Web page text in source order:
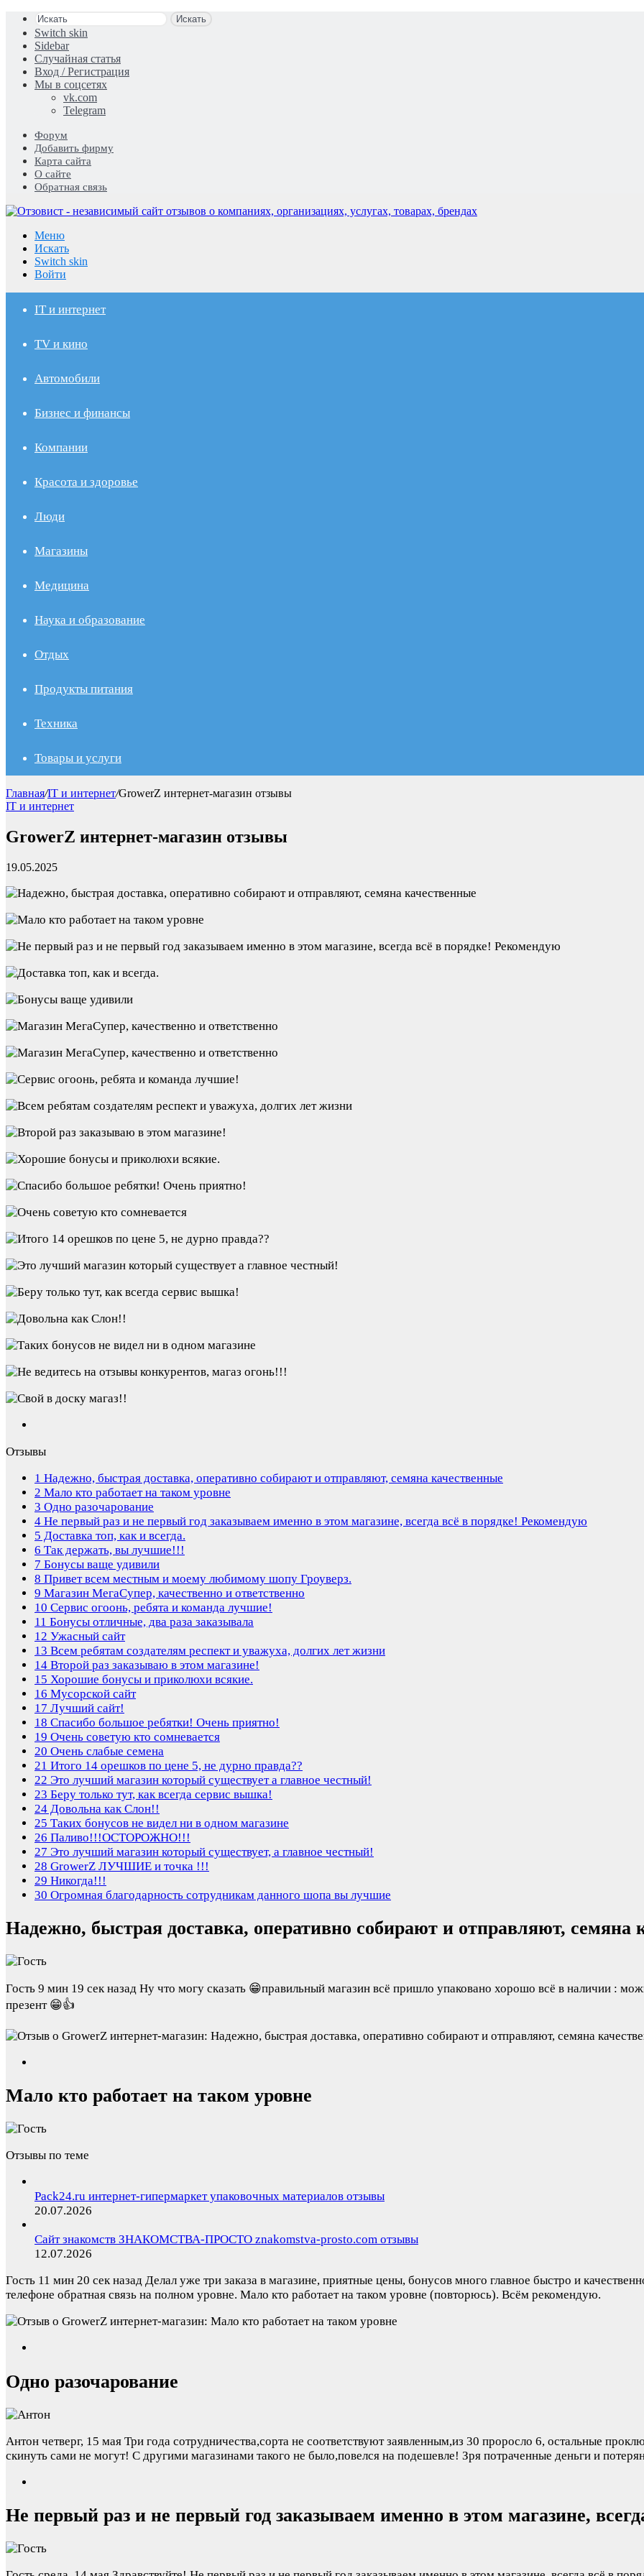
Искать
Switch skin
Sidebar
Случайная статья
Вход / Регистрация
Мы в соцсетях
vk.com
Telegram
Форум
Добавить фирму
Карта сайта
О сайте
Обратная связь
Меню
Искать
Switch skin
Войти
IT и интернет
TV и кино
Автомобили
Бизнес и финансы
Компании
Красота и здоровье
Люди
Магазины
Медицина
Наука и образование
Отдых
Продукты питания
Техника
Товары и услуги
Главная/IT и интернет/GrowerZ интернет-магазин отзывы
IT и интернет
GrowerZ интернет-магазин отзывы
19.05.2025
Отзывы
1 Надежно, быстрая доставка, оперативно собирают и отправляют, семяна качественные
2 Мало кто работает на таком уровне
3 Одно разочарование
4 Не первый раз и не первый год заказываем именно в этом магазине, всегда всё в порядке! Рекомендую
5 Доставка топ, как и всегда.
6 Так держать, вы лучшие!!!
7 Бонусы ваще удивили
8 Привет всем местным и моему любимому шопу Гроуверз.
9 Магазин МегаСупер, качественно и ответственно
10 Сервис огоонь, ребята и команда лучшие!
11 Бонусы отличные, два раза заказывала
12 Ужасный сайт
13 Всем ребятам создателям респект и уважуха, долгих лет жизни
14 Второй раз заказываю в этом магазине!
15 Хорошие бонусы и приколюхи всякие.
16 Мусорской сайт
17 Лучший сайт!
18 Спасибо большое ребятки! Очень приятно!
19 Очень советую кто сомневается
20 Очень слабые семена
21 Итого 14 орешков по цене 5, не дурно правда??
22 Это лучший магазин который существует а главное честный!
23 Беру только тут, как всегда сервис вышка!
24 Довольна как Слон!!
25 Таких бонусов не видел ни в одном магазине
26 Паливо!!!ОСТОРОЖНО!!!
27 Это лучший магазин который существует, а главное честный!
28 GrowerZ ЛУЧШИЕ и точка !!!
29 Никогда!!!
30 Огромная благодарность сотрудникам данного шопа вы лучшие
Надежно, быстрая доставка, оперативно собирают и отправляют, семяна
Гость 9 мин 19 сек назад Ну что могу сказать 😁правильный магазин всё пришло упаковано хорошо всё в наличии :
презент 😁👍
Мало кто работает на таком уровне
Отзывы по теме
Pack24.ru интернет-гипермаркет упаковочных материалов отзывы
20.07.2026
Сайт знакомств ЗНАКОМСТВА-ПРОСТО znakomstva-prosto.com отзывы
12.07.2026
Гость 11 мин 20 сек назад Делал уже три заказа в магазине, приятные цены, бонусов много главное быстро и
телефоне обратная связь на полном уровне. Мало кто работает на таком уровне (повторюсь). Всём рекомендую.
Одно разочарование
Антон четверг, 15 мая Три года сотрудничества,сорта не соответствуют заявленным,из 30 проросло 6, остальные
скинуть сами не могут! С другими магазинами такого не было,повелся на подешевле! Зря потраченные деньги и
Не первый раз и не первый год заказываем именно в этом магазине,